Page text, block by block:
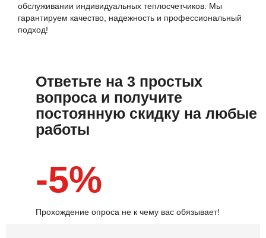
обслуживании индивидуальных теплосчетчиков. Мы
гарантируем качество, надежность и профессиональный
подход!
Ответьте на 3 простых
вопроса и получите
постоянную скидку на любые
работы
-5%
Прохождение опроса не к чему вас обязывает!